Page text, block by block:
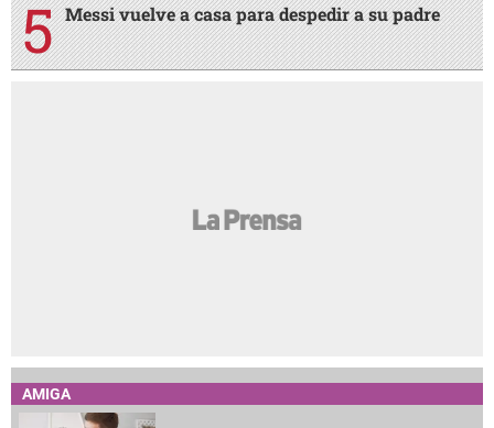
Messi vuelve a casa para despedir a su padre
AMIGA